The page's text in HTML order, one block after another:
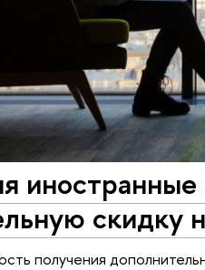
иностранные
скидку
получения